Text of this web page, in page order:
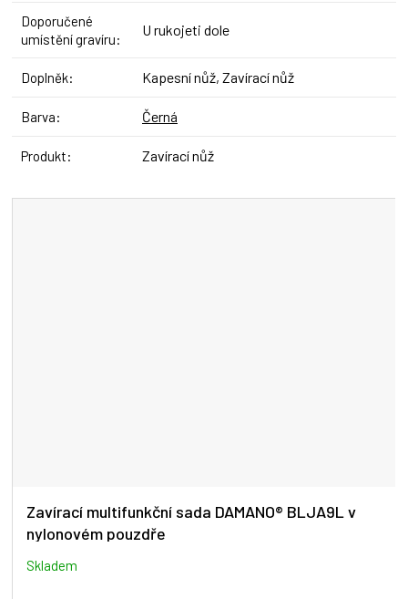
Doporučené
umístění gravíru:
U rukojeti dole
Doplněk: Kapesní nůž, Zavírací nůž
Barva: Černá
Produkt: Zavírací nůž
Zavírací multifunkční sada DAMANO® BLJA9L v
nylonovém pouzdře
Skladem